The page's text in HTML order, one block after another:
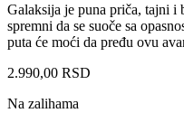
Galaksija je puna priča, tajni i
spremni da se suoče sa
puta će moći da pređu ovu
2.990,00 RSD
Na zalihama